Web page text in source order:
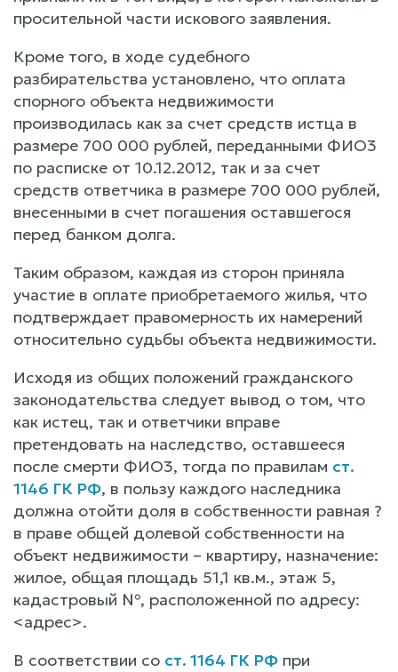
просительной части искового заявления.
Кроме того, в ходе судебного
разбирательства установлено, что оплата
спорного объекта недвижимости
производилась как за счет средств истца в
размере 700 000 рублей, переданными ФИО3
по расписке от 10.12.2012, так и за счет
средств ответчика в размере 700 000 рублей,
внесенными в счет погашения оставшегося
перед банком долга.
Таким образом, каждая из сторон приняла
участие в оплате приобретаемого жилья, что
подтверждает правомерность их намерений
относительно судьбы объекта недвижимости.
Исходя из общих положений гражданского
законодательства следует вывод о том, что
как истец, так и ответчики вправе
претендовать на наследство, оставшееся
после смерти ФИО3, тогда по правилам ст.
1146 ГК РФ, в пользу каждого наследника
должна отойти доля в собственности равная ?
в праве общей долевой собственности на
объект недвижимости – квартиру, назначение:
жилое, общая площадь 51,1 кв.м., этаж 5,
кадастровый №, расположенной по адресу:
<адрес>.
В соответствии со ст. 1164 ГК РФ при